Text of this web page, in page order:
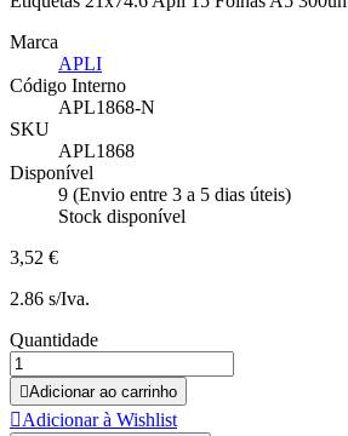
Marca
APLI
Código Interno
APL1868-N
SKU
APL1868
Disponível
9 (Envio entre 3 a 5 dias úteis)
Stock disponível
3,52 €
2.86 s/Iva.
Quantidade
Adicionar ao carrinho
Adicionar à Wishlist